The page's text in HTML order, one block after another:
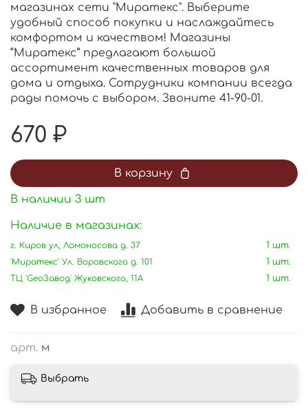
В избранное Добавить в сравнение
арт. м
магазинах сети "Миратекс". Выберите
удобный способ покупки и наслаждайтесь
комфортом и качеством! Магазины
“Миратекс” предлагают большой
ассортимент качественных товаров для
дома и отдыха. Сотрудники компании всегда
рады помочь с выбором. Звоните 41-90-01.
670 ₽
В корзину
В наличии 3 шт
Наличие в магазинах:
г. Киров ул, Ломоносова д. 37
1 шт.
'Миратекс' Ул. Воровского д. 101
1 шт.
ТЦ 'GeoЗавод' Жуковского, 11А
1 шт.
Выбрать